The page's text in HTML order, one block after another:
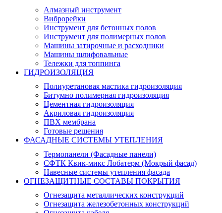
Алмазный инструмент
Виброрейки
Инструмент для бетонных полов
Инструмент для полимерных полов
Машины затирочные и расходники
Машины шлифовальные
Тележки для топпинга
ГИДРОИЗОЛЯЦИЯ
Полиуретановая мастика гидроизоляция
Битумно полимерная гидроизоляция
Цементная гидроизоляция
Акриловая гидроизоляция
ПВХ мембрана
Готовые решения
ФАСАДНЫЕ СИСТЕМЫ УТЕПЛЕНИЯ
Термопанели (Фасадные панели)
СФТК Квик-микс Лобатерм (Мокрый фасад)
Навесные системы утепления фасада
ОГНЕЗАЩИТНЫЕ СОСТАВЫ ПОКРЫТИЯ
Огнезащита металлических конструкций
Огнезащита железобетонных конструкций